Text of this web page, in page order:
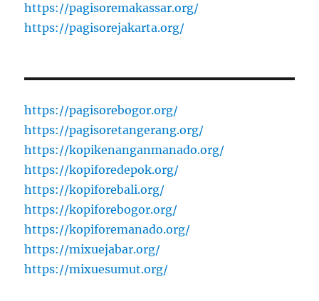
https://pagisoremakassar.org/
https://pagisorejakarta.org/
https://pagisorebogor.org/
https://pagisoretangerang.org/
https://kopikenanganmanado.org/
https://kopiforedepok.org/
https://kopiforebali.org/
https://kopiforebogor.org/
https://kopiforemanado.org/
https://mixuejabar.org/
https://mixuesumut.org/